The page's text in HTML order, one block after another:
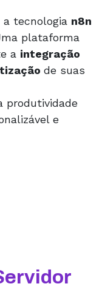
a tecnologia n8n
plataforma
a integração
de suas
produtividade
e